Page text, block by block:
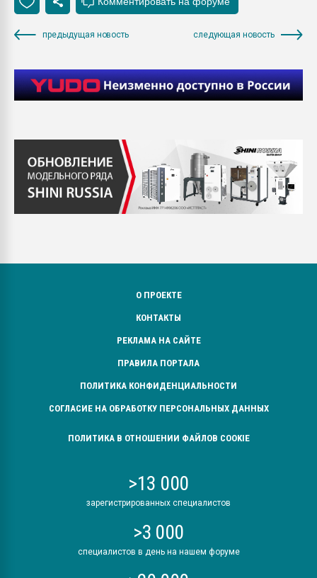
предыдущая новость следующая новость
О ПРОЕКТЕ
КОНТАКТЫ
РЕКЛАМА НА САЙТЕ
ПРАВИЛА ПОРТАЛА
ПОЛИТИКА КОНФИДЕНЦИАЛЬНОСТИ
СОГЛАСИЕ НА ОБРАБОТКУ ПЕРСОНАЛЬНЫХ ДАННЫХ
ПОЛИТИКА В ОТНОШЕНИИ ФАЙЛОВ COOKIE
>13 000
зарегистрированных специалистов
>3 000
специалистов в день на нашем форуме